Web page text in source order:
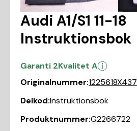
Audi A1/S1 11-18
Instruktionsbok
Garanti 2Kvalitet A
Originalnummer:1225618X437
Delkod:Instruktionsbok
Produktnummer:G2266722